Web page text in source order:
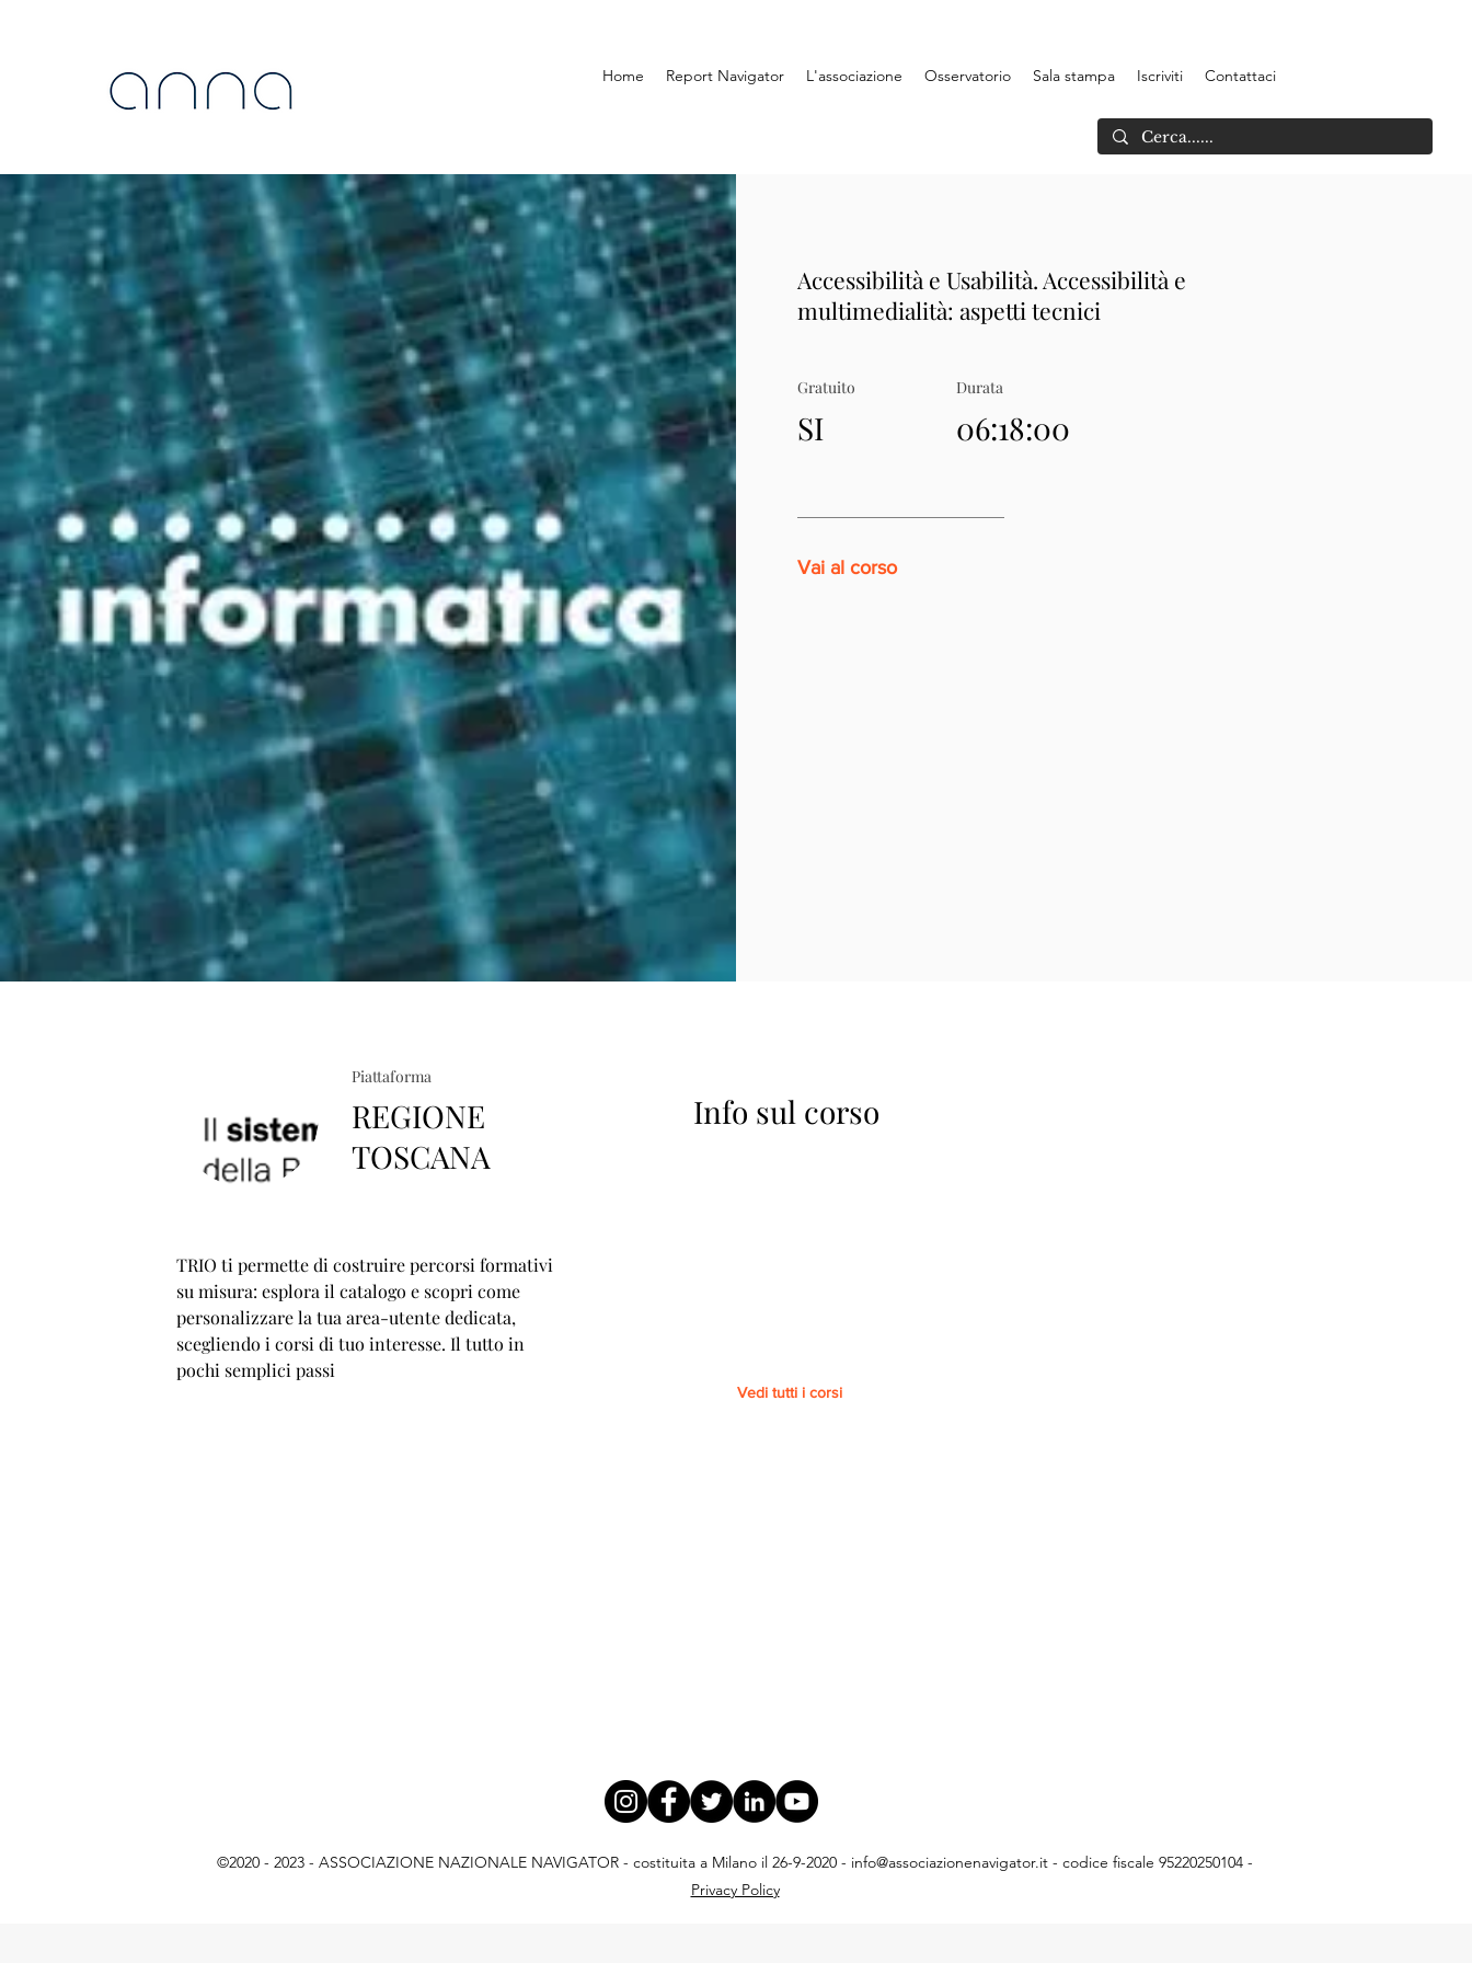
Home Report Navigator L'associazione Osservatorio Sala stampa Iscriviti Contattaci
Accessibilità e Usabilità. Accessibilità e
multimedialità: aspetti tecnici
Gratuito
SI
Durata
06:18:00
Vai al corso
Piattaforma
REGIONE
TOSCANA
TRIO ti permette di costruire percorsi formativi
su misura: esplora il catalogo e scopri come
personalizzare la tua area-utente dedicata,
scegliendo i corsi di tuo interesse. Il tutto in
pochi semplici passi
Info sul corso
Vedi tutti i corsi
©2020 - 2023 - ASSOCIAZIONE NAZIONALE NAVIGATOR - costituita a Milano il 26-9-2020 - info@associazionenavigator.it - codice fiscale 95220250104 -
Privacy Policy